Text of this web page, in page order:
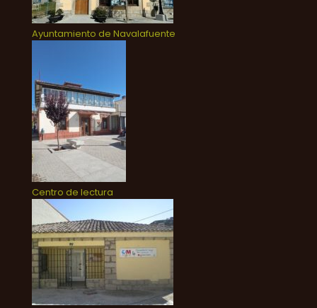
Ayuntamiento de Navalafuente
Centro de lectura